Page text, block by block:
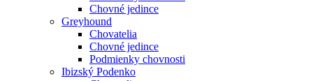
Chovné jedince
Greyhound
Chovatelia
Chovné jedince
Podmienky chovnosti
Ibizský Podenko